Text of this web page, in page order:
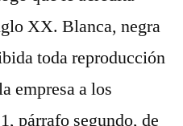
XX. Blanca, negra
toda reproducción
empresa a los
párrafo segundo, de